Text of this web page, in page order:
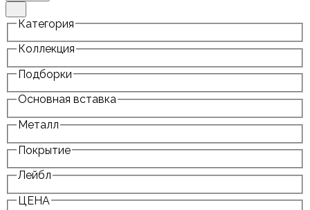
Категория
Коллекция
Подборки
Основная вставка
Металл
Покрытие
Лейбл
ЦЕНА